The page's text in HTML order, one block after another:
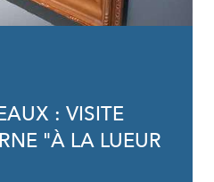
: VISITE
"À LA LUEUR